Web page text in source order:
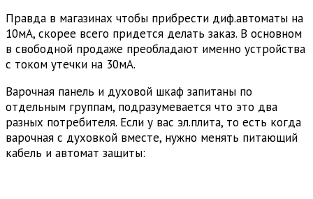
Правда в магазинах чтобы прибрести диф.автоматы на
10мА, скорее всего придется делать заказ. В основном
в свободной продаже преобладают именно устройства
с током утечки на 30мА.
Варочная панель и духовой шкаф запитаны по
отдельным группам, подразумевается что это два
разных потребителя. Если у вас эл.плита, то есть когда
варочная с духовкой вместе, нужно менять питающий
кабель и автомат защиты: